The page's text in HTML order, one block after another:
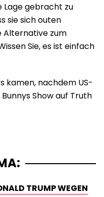
Lage gebracht zu
sie sich outen
Alternative zum
Sie, es ist einfach
kamen, nachdem US-
Show auf Truth
TRUMP WEGEN